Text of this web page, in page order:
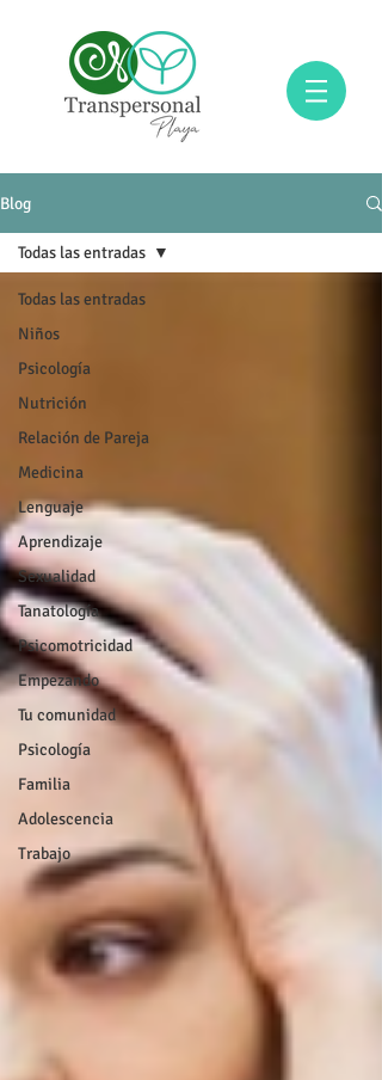
Blog
Todas las entradas
Niños
Psicología
Nutrición
Relación de Pareja
Medicina
Lenguaje
Aprendizaje
Sexualidad
Tanatología
Psicomotricidad
Empezando
Tu comunidad
Psicología
Familia
Adolescencia
Trabajo
Todas las entradas